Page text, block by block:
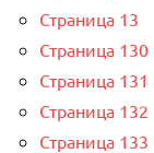
Страница 13
Страница 130
Страница 131
Страница 132
Страница 133